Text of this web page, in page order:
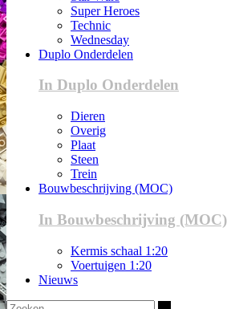
Super Heroes
Technic
Wednesday
Duplo Onderdelen
In Duplo Onderdelen
Dieren
Overig
Plaat
Steen
Trein
Bouwbeschrijving (MOC)
In Bouwbeschrijving (MOC)
Kermis schaal 1:20
Voertuigen 1:20
Nieuws